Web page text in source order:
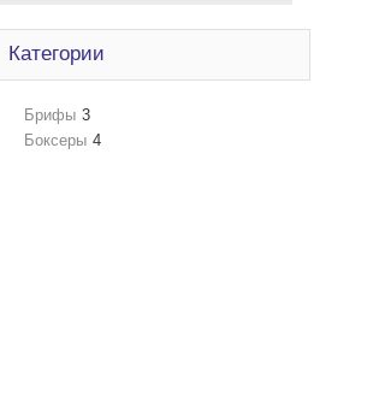
Категории
Брифы 3
Боксеры 4